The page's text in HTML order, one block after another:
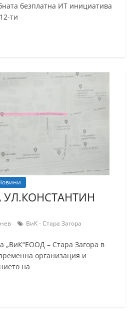
безплатна ИТ инициатива
ти
УЛ.КОНСТАНТИН
ВиК - Стара Загора
„ВиК“ЕООД – Стара Загора в
организация и
на